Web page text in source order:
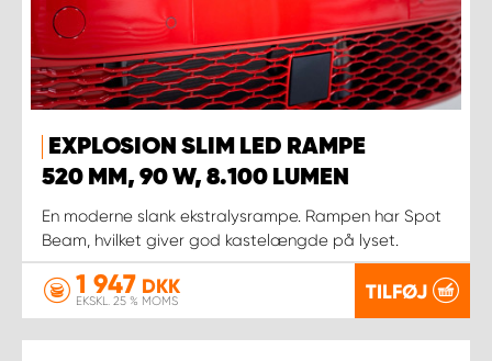
EXPLOSION SLIM LED RAMPE
520 MM, 90 W, 8.100 LUMEN
En moderne slank ekstralysrampe. Rampen har Spot
Beam, hvilket giver god kastelængde på lyset.
1 947 DKK
EKSKL. 25 % MOMS TILFØJ